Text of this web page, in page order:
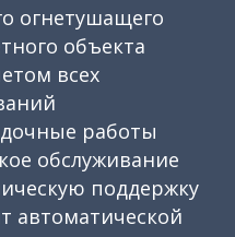
огнетушащего
объекта
всех
работы
обслуживание
поддержку
автоматической